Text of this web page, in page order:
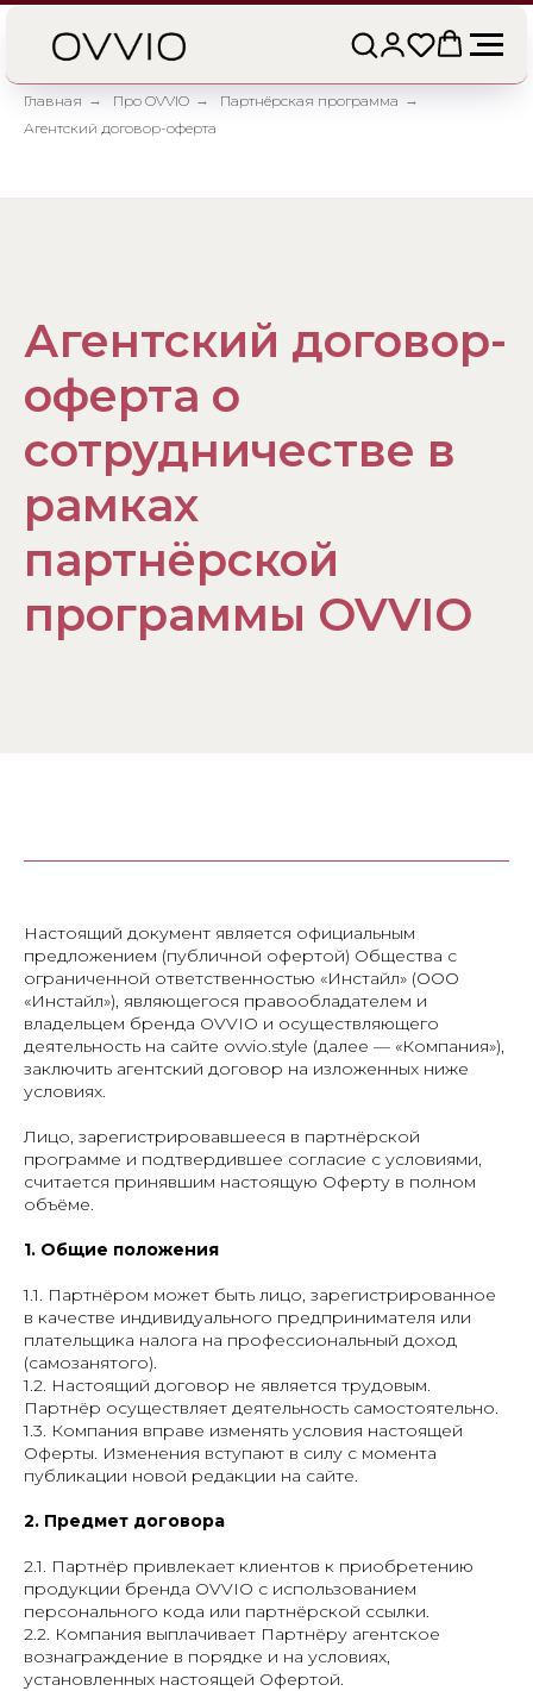
Главная → Про OVVIO → Партнёрская программа →
Агентский договор-оферта
Агентский договор-
оферта о
сотрудничестве в
рамках
партнёрской
программы OVVIO
Настоящий документ является официальным
предложением (публичной офертой) Общества с
ограниченной ответственностью «Инстайл» (ООО
«Инстайл»), являющегося правообладателем и
владельцем бренда OVVIO и осуществляющего
деятельность на сайте ovvio.style (далее — «Компания»),
заключить агентский договор на изложенных ниже
условиях.
Лицо, зарегистрировавшееся в партнёрской
программе и подтвердившее согласие с условиями,
считается принявшим настоящую Оферту в полном
объёме.
1. Общие положения
1.1. Партнёром может быть лицо, зарегистрированное
в качестве индивидуального предпринимателя или
плательщика налога на профессиональный доход
(самозанятого).
1.2. Настоящий договор не является трудовым.
Партнёр осуществляет деятельность самостоятельно.
1.3. Компания вправе изменять условия настоящей
Оферты. Изменения вступают в силу с момента
публикации новой редакции на сайте.
2. Предмет договора
2.1. Партнёр привлекает клиентов к приобретению
продукции бренда OVVIO с использованием
персонального кода или партнёрской ссылки.
2.2. Компания выплачивает Партнёру агентское
вознаграждение в порядке и на условиях,
установленных настоящей Офертой.